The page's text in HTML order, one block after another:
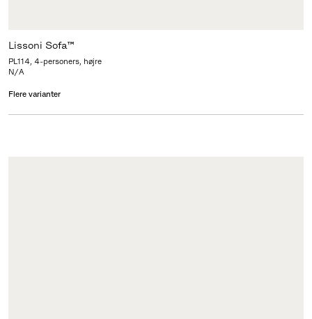
Lissoni Sofa™
PL114, 4-personers, højre
N/A
Flere varianter